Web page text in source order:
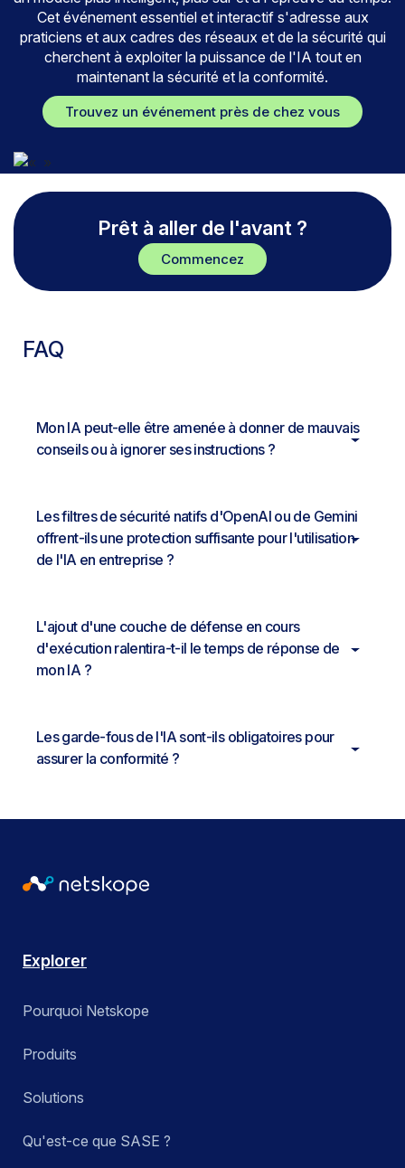
Cet événement essentiel et interactif s'adresse aux
praticiens et aux cadres des réseaux et de la sécurité qui
cherchent à exploiter la puissance de l'IA tout en
maintenant la sécurité et la conformité.
Trouvez un événement près de chez vous
Prêt à aller de l'avant ?
Commencez
FAQ
Mon IA peut-elle être amenée à donner de mauvais
conseils ou à ignorer ses instructions ?
Les filtres de sécurité natifs d'OpenAI ou de Gemini
offrent-ils une protection suffisante pour l'utilisation
de l'IA en entreprise ?
L'ajout d'une couche de défense en cours
d'exécution ralentira-t-il le temps de réponse de
mon IA ?
Les garde-fous de l'IA sont-ils obligatoires pour
assurer la conformité ?
Explorer
Pourquoi Netskope
Produits
Solutions
Qu'est-ce que SASE ?